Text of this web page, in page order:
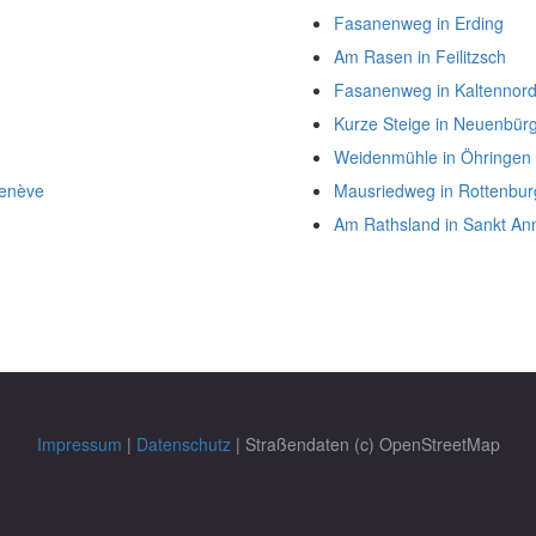
Fasanenweg in Erding
Am Rasen in Feilitzsch
Fasanenweg in
Kurze Steige in Neuenbürg
Weidenmühle in Öhringen
Mausriedweg in
Am Rathsland in Sankt
Impressum | Datenschutz| Straßendaten (c) OpenStreetMap